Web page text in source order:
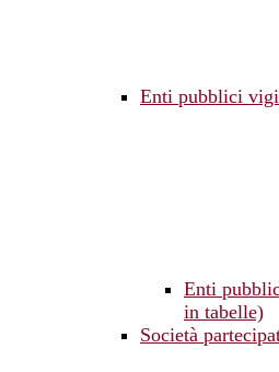
Enti pubblici
Enti
in tabelle)
Società